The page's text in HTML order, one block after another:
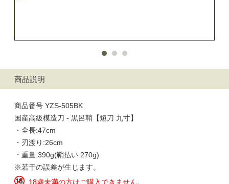
商品説明
商品番号 YZS-505BK
国産高級模造刀 - 黒呂鞘【短刀 九寸】
・全長:47cm
・刃渡り:26cm
・重量:390g(鞘払い:270g)
※若干の誤差が生じます。
18歳未満の方はご購入できません。